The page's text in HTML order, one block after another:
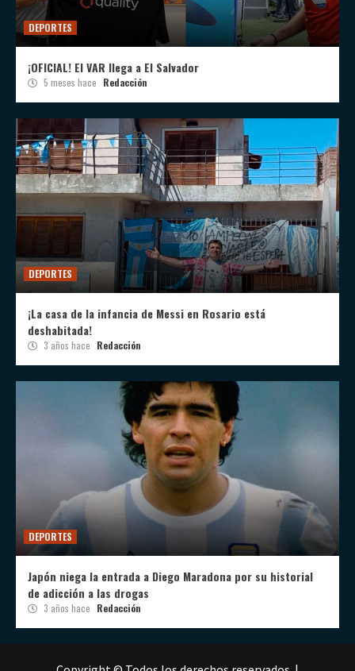
DEPORTES
¡OFICIAL! El VAR llega a El Salvador
5 meses hace Redacción
DEPORTES
¡La casa de la infancia de Messi en Rosario está
deshabitada!
3 años hace Redacción
DEPORTES
Japón niega la entrada a Diego Maradona por su historial
de adicción a las drogas
3 años hace Redacción